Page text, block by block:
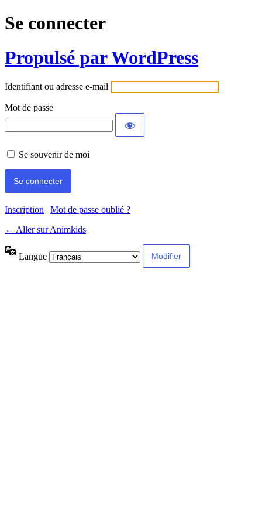
Se connecter
Propulsé par WordPress
Identifiant ou adresse e-mail
Mot de passe
Se souvenir de moi
Inscription | Mot de passe oublié ?
← Aller sur Animkids
Langue